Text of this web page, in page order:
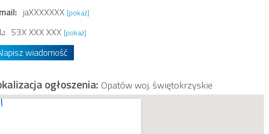
jaXXXXXXX [pokaż]
53X XXX XXX [pokaż]
wiadomość
ogłoszenia: Opatów woj. świętokrzyskie